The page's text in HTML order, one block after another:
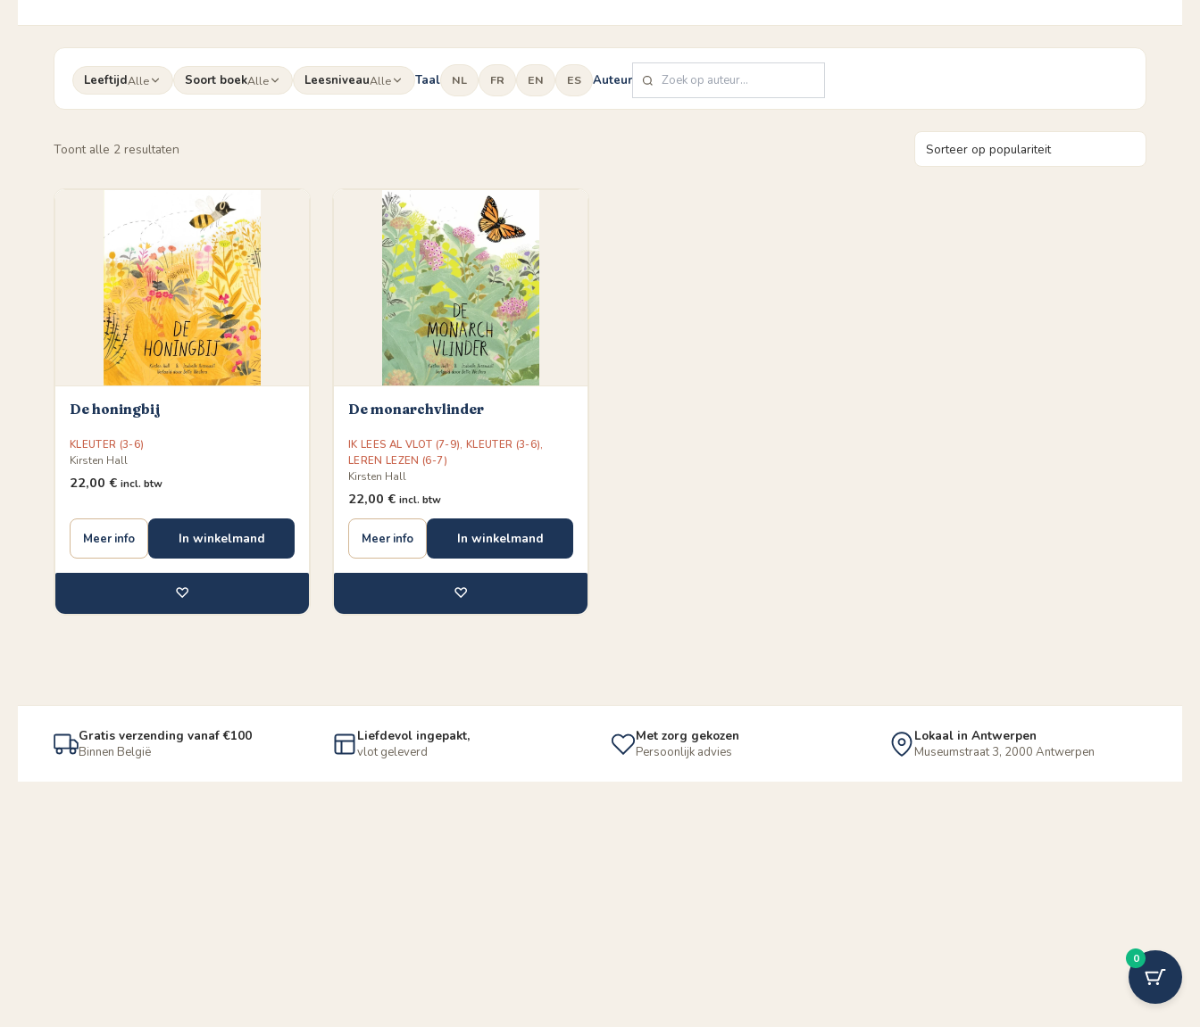
LeeftijdAlle Soort boekAlle LeesniveauAlle Taal NL FR EN ES Auteur
Toont alle 2 resultaten
De honingbij
KLEUTER (3-6)
Kirsten Hall
22,00 € incl. btw
Meer info In winkelmand
♡
De monarchvlinder
IK LEES AL VLOT (7-9), KLEUTER (3-6),
LEREN LEZEN (6-7)
Kirsten Hall
22,00 € incl. btw
Meer info In winkelmand
♡
Gratis verzending vanaf €100
Binnen België
Liefdevol ingepakt,
vlot geleverd
Met zorg gekozen
Persoonlijk advies
Lokaal in Antwerpen
Museumstraat 3, 2000 Antwerpen
0